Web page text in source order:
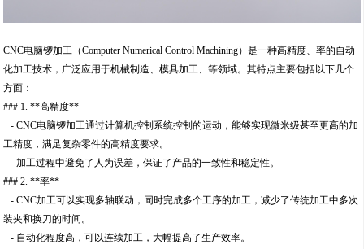
CNC电脑锣加工（Computer Numerical Control Machining）是一种高精度、率的自动
化加工技术，广泛应用于机械制造、模具加工、等领域。其特点主要包括以下几个
方面：
### 1. **高精度**
- CNC电脑锣加工通过计算机控制系统控制的运动，能够实现微米级甚至更高的加
工精度，满足复杂零件的高精度要求。
- 加工过程中避免了人为误差，保证了产品的一致性和稳定性。
### 2. **率**
- CNC加工可以实现多轴联动，同时完成多个工序的加工，减少了传统加工中多次
装夹和换刀的时间。
- 自动化程度高，可以连续加工，大幅提高了生产效率。